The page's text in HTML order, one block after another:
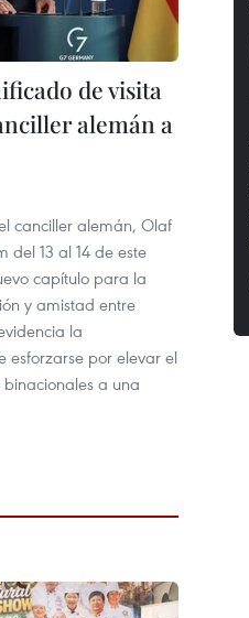
de visita
alemán a
canciller alemán, Olaf
del 13 al 14 de este
capítulo para la
y amistad entre
la
esforzarse por elevar el
binacionales a una